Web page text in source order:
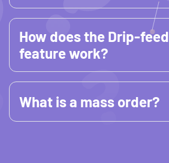
How does the Drip-feed
feature work?
What is a mass order?